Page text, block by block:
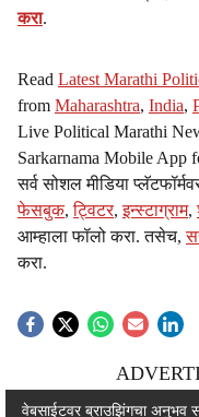
करा.
Read Latest Marathi
from Maharashtra, India,
Live Political Marathi
Sarkarnama Mobile App
सर्व सोशल मीडिया
फेसबुक,ट्विटर,इन्स्टाग्राम,
आम्हाला फॉलो करा. तसेच,
करा.
वेबसाईटवर ब्राउझिंगचा अनुभव